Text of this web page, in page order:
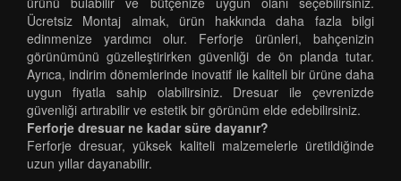
Ücretsiz Montaj almak, ürün hakkında daha fazla bilgi
edinmenize yardımcı olur. Ferforje ürünleri, bahçenizin
görünümünü güzelleştirirken güvenliği de ön planda tutar.
Ayrıca, indirim dönemlerinde inovatif ile kaliteli bir ürüne daha
uygun fiyatla sahip olabilirsiniz. Dresuar ile çevrenizde
güvenliği artırabilir ve estetik bir görünüm elde edebilirsiniz.
Ferforje dresuar ne kadar süre dayanır?
Ferforje dresuar, yüksek kaliteli malzemelerle üretildiğinde
uzun yıllar dayanabilir.